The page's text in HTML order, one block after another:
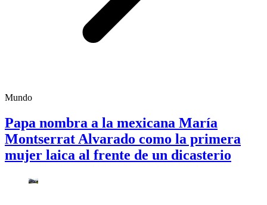
Mundo
Papa nombra a la mexicana María
Montserrat Alvarado como la primera
mujer laica al frente de un dicasterio